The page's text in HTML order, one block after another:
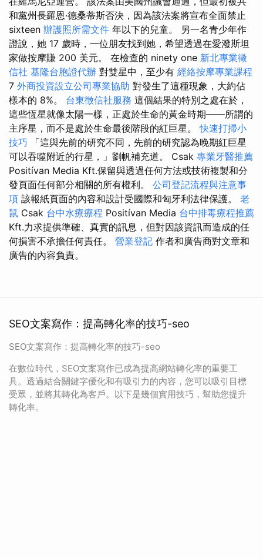
和黨州長羅恩·德桑蒂斯否決，因為該法案將宣布全面禁止
sixteen 辦護照所需文件 年以下的兒童。 另一名青少年作
證說，她 17 歲時，一位朋友找到她，希望透過在愛潑斯坦
家做按摩賺 200 美元。 在檢查的 ninety one 新北專業徵
信社 基隆台胞證代辦 對雙星中，至少有 經絡按摩專業課程
7 外商投資設立公司專業協助 對發生了這種現象，大約佔
樣本的 8%。 台東徵信社服務 這個結果的特別之處在於，
這些恆星就像太陽一樣，正處於生命的黃金時期——所謂的
主序星，而不是處於生命最後階段的紅巨星。快速打掃小
技巧 「這與先前的研究不同，先前的研究認為晚期紅巨星
可以吞噬附近的行星，」劉帆補充道。 Csak 專業牙醫推薦
Positívan Media Kft.保留與透過任何方法或技術複製和分
發頁面任何部分相關的所有權利。 公司登記流程與注意事
項 該報紙頁面的內容和設計受國際和匈牙利法律保護。 老
鼠 Csak 台中水療療程 Positívan Media 台中排毒療程推薦
Kft.力求提供準確、真實的訊息，但對因該資訊而造成的任
何損害不承擔任何責任。 營業登記 作者和廣告商對文章和
廣告的內容負責。
SEO文案寫作：提高轉化率的技巧-seo
SEO文案寫作：提高轉化率的技巧-seo
在數位時代，SEO文案寫作已成為提高網站轉化率的重要工
具。透過結合關鍵字優化和有吸引力的內容，您可以吸引目標
受眾，並將其轉化為客戶。以下是幾個實用技巧，幫助您提升
轉化率。